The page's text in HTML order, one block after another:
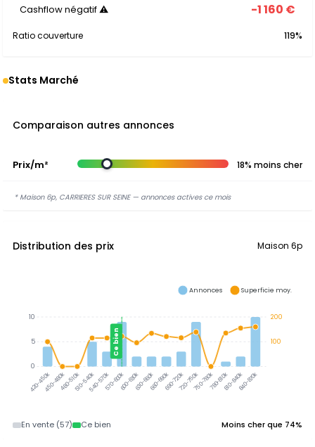
Cashflow négatif ⚠ -1 160 €
Ratio couverture 119%
Stats Marché
Comparaison autres annonces
Prix/m² 18% moins cher
* Maison 6p, CARRIERES SUR SEINE — annonces actives ce mois
Distribution des prix Maison 6p
420-450k450-480k480-510k510-540k540-570k570-600k600-630k630-660k660-690k690-720k720-750k750-780k780-810k810-840k840-870k
Ce bien
200
100
10
5
0
Annonces Superficie moy.
En vente (57) Ce bien Moins cher que 74%